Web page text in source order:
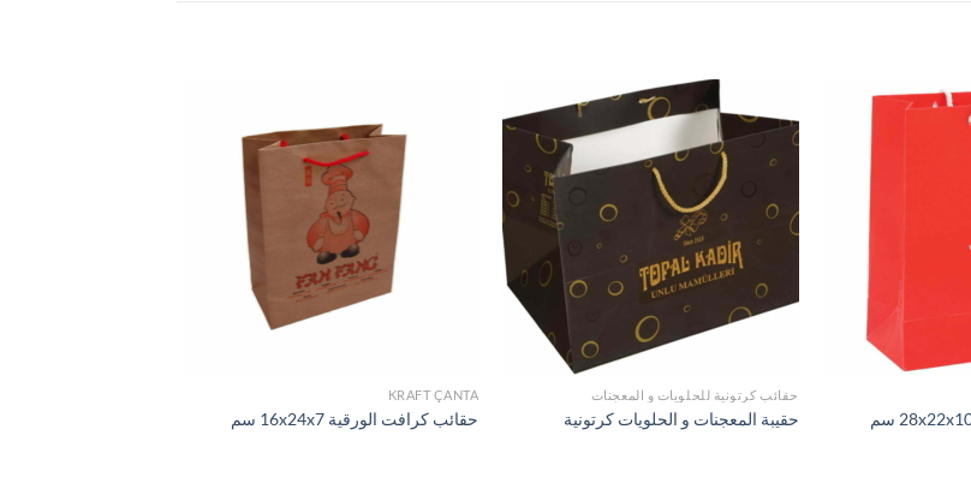
حقائب كرتونية للحلويات و المعجنات
حقيبة المعجنات و الحلويات كرتونية
KRAFT ÇANTA
حقائب كرافت الورقية 16x24x7 سم